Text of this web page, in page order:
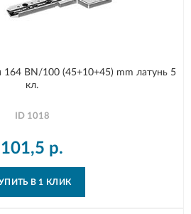
164 BN/100 (45+10+45) mm латунь 5
кл.
ID 1018
101,5 р.
В 1 КЛИК